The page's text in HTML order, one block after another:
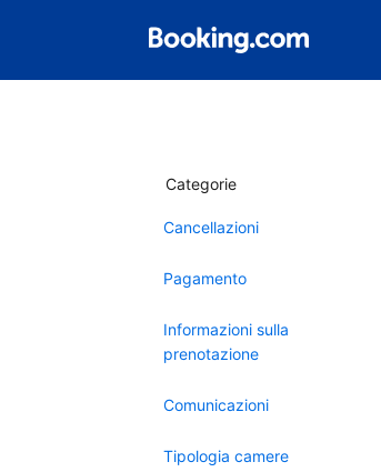
Categorie
Cancellazioni
Pagamento
Informazioni sulla
prenotazione
Comunicazioni
Tipologia camere